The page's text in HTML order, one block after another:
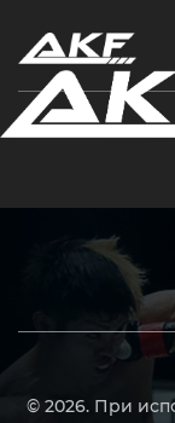
© 2026. При
Нажмите Enter